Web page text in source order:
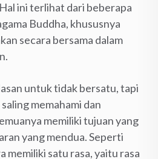
ini terlihat dari beberapa
Buddha, khususnya
secara bersama dalam
untuk tidak bersatu, tapi
memahami dan
memiliki tujuan yang
yang mendua. Seperti
memiliki satu rasa, yaitu rasa